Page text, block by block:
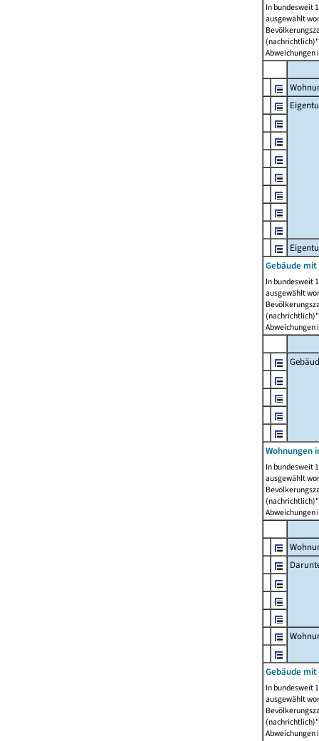
In bundesweit
ausgewählt
Abweichungen
Gebäude
In bundesweit
ausgewählt
Abweichungen
Wohnungen
In bundesweit
ausgewählt
Abweichungen
Gebäude
In bundesweit
ausgewählt
Abweichungen